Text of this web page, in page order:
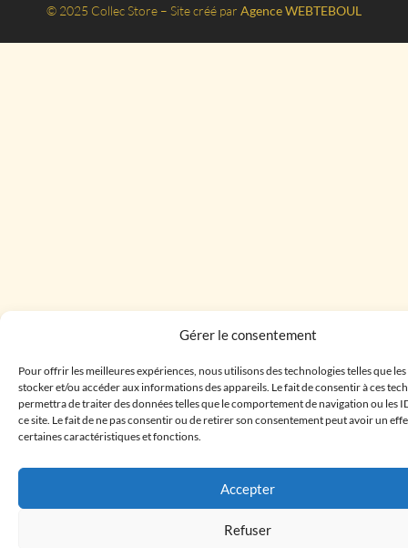
Gérer le consentement
Pour offrir les meilleures expériences, nous utilisons des technologies telles que
stocker et/ou accéder aux informations des appareils. Le fait de consentir à ces
permettra de traiter des données telles que le comportement de navigation ou les
ce site. Le fait de ne pas consentir ou de retirer son consentement peut avoir un
certaines caractéristiques et fonctions.
Accepter
Refuser
© 2025 Collec Store – Site créé par Agence WEBTEBOUL